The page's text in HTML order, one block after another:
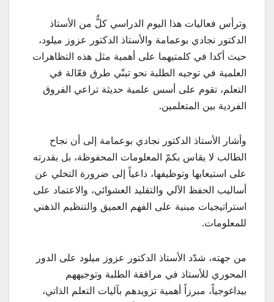
وترأس فعاليات هذا اليوم الدراسي كلٌّ من الأستاذ
الدكتور نجادي بوعمامة والأستاذ الدكتور عزوز ميلود،
حيث أكدا في كلمتيهما على أهمية مثل هذه التظاهرات
العلمية في توجيه الطلبة نحو تبنّي طرق فعّالة في
التعلم، تقوم على أسس علمية حديثة تراعي الفروق
الفردية بين المتعلمين.
وأشار الأستاذ الدكتور نجادي بوعمامة إلى أن نجاح
الطالب لا يقاس بكمّ المعلومات المحفوظة، بل بقدرته
على استيعابها وتوظيفها، داعياً إلى ضرورة التخلي عن
أساليب الحفظ الآلي والتقليد العشوائي، والاعتماد على
استراتيجيات مبنية على الفهم العميق والتنظيم الذهني
للمعلومات.
من جهته، شدّد الأستاذ الدكتور عزوز ميلود على الدور
المحوري للأستاذ في مرافقة الطلبة وتوجيههم
بيداغوجياً، مبرزاً أهمية تزويدهم بآليات التعلم الذاتي،